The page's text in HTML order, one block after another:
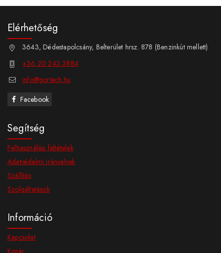
Elérhetőség
3643, Dédestapolcsány, Belterület hrsz. 878 (Benzinkút mellett)
+36 20 243 3884
info@gortech.hu
Facebook
Segítség
Felhasználási feltételek
Adatvédelmi irányelvek
Szállítás
Szolgáltatások
Információ
Kapcsolat